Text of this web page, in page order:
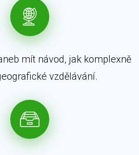
mít návod, jak komplexně
vzdělávání.